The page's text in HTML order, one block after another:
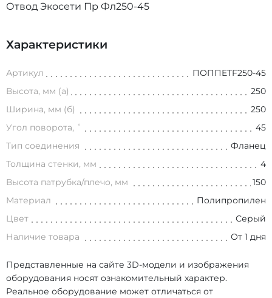
Отвод Экосети Пр Фл250-45
Характеристики
Артикул
ПОППETF250-45
Высота, мм (а)
250
Ширина, мм (б)
250
Угол поворота, ˚
45
Тип соединения
Фланец
Толщина стенки, мм
4
Высота патрубка/плечо, мм
150
Материал
Полипропилен
Цвет
Серый
Наличие товара
От 1 дня
Представленные на сайте 3D-модели и изображения
оборудования носят ознакомительный характер.
Реальное оборудование может отличаться от